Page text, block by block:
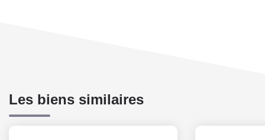
Les biens similaires